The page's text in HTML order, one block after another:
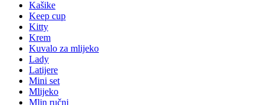
Kašike
Keep cup
Kitty
Krem
Kuvalo za mlijeko
Lady
Latijere
Mini set
Mlijeko
Mlin ručni